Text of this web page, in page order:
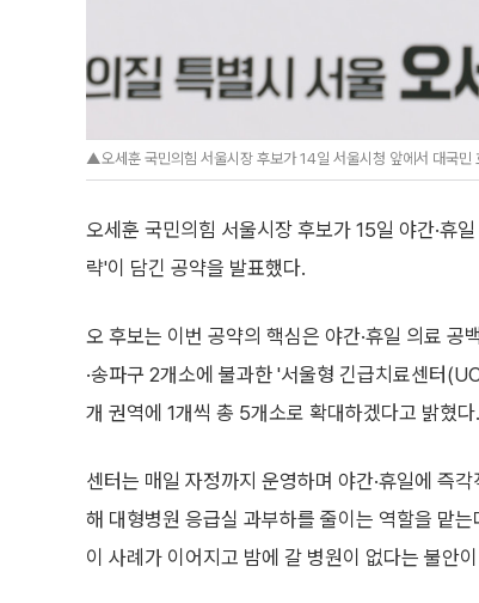
▲오세훈 국민의힘 서울시장 후보가 14일 서울시청 앞에서 대국민
오세훈 국민의힘 서울시장 후보가 15일 야간·휴
략'이 담긴 공약을 발표했다.
오 후보는 이번 공약의 핵심은 야간·휴일 의료 공
·송파구 2개소에 불과한 '서울형 긴급치료센터
개 권역에 1개씩 총 5개소로 확대하겠다고 밝혔다.
센터는 매일 자정까지 운영하며 야간·휴일에 즉
해 대형병원 응급실 과부하를 줄이는 역할을 맡
이 사례가 이어지고 밤에 갈 병원이 없다는 불안